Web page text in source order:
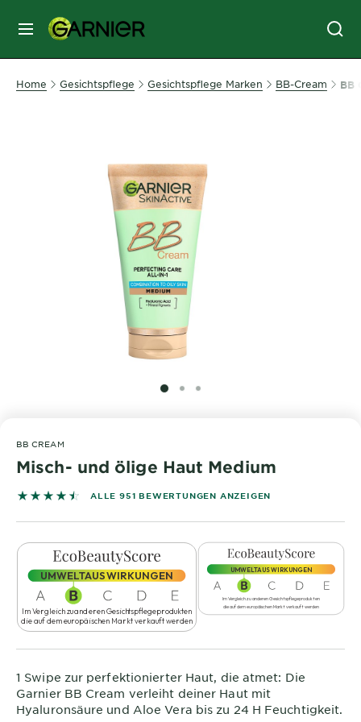
MENU
GESICHTSPFLEGE
HAARFARBE
SONNENSCHUTZ
KÖRPERPFLEGE
Unsere
Inhaltsstoffe
Garnier x
Gisele
Bündchen
Garnier's Weg
zur
Nachhaltigkeit
Cruelty Free
International
Eco
Beauty
Score
Home Gesichtspflege Gesichtspflege Marken BB-Cream BB
SLIDE 1
SLIDE 2
SLIDE 3
BB CREAM
Misch- und ölige Haut Medium
4.4963 out of 5 stars based on reviews
ALLE 951 BEWERTUNGEN ANZEIGEN
UMWELTAUSWIRKUNGEN
Im Vergleich zu anderen Gesichtspflegeprodukten
die auf dem europäischen Markt verkauft werden
1 Swipe zur perfektionierter Haut, die atmet: Die
Garnier BB Cream verleiht deiner Haut mit
Hyaluronsäure und Aloe Vera bis zu 24 H Feuchtigkeit.